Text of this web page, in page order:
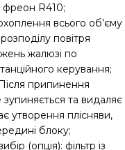
R410;
всього об’єму
повітря
жалюзі по
керування;
припинення
та видаляє
утворення плісняви,
блоку;
(опція): фільтр із